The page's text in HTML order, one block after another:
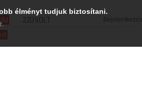
Bejelentkezés
220VOLT
élményt tudjuk biztosítani.